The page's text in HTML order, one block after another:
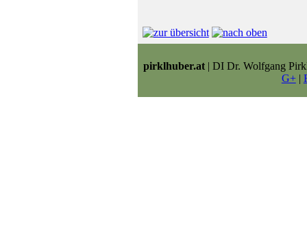
pirklhuber.at | DI Dr. Wolfgang
G+|